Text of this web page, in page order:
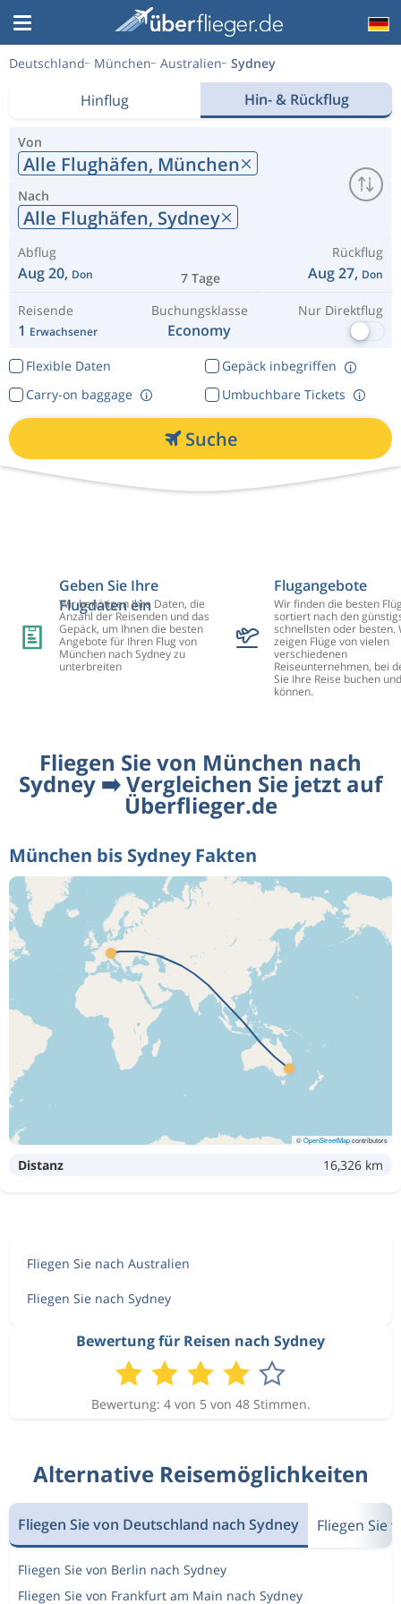
Deutschland München Australien Sydney
Hinflug Hin- & Rückflug
Von
Alle Flughäfen, München
Nach
Alle Flughäfen, Sydney
Abflug
Aug 20, Don 7 Tage
Rückflug
Aug 27, Don
Reisende
1 Erwachsener
Buchungsklasse
Economy
Nur Direktflug
Flexible Daten
Gepäck inbegriffen
Umbuchbare Tickets
Carry-on baggage
Suche
Geben Sie Ihre
Flugdaten ein
Wir benötigen Ihre Daten, die
Anzahl der Reisenden und das
Gepäck, um Ihnen die besten
Angebote für Ihren Flug von
München nach Sydney zu
unterbreiten
Flugangebote
Wir finden die besten
sortiert nach den
schnellsten oder besten.
zeigen Flüge von vielen
verschiedenen
Reiseunternehmen, bei
Sie Ihre Reise buchen
können.
Fliegen Sie von München nach
Sydney ➡️ Vergleichen Sie jetzt auf
Überflieger.de
München bis Sydney Fakten
©OpenStreetMapcontributors
Distanz 16,326 km
Fliegen Sie nach Australien
Fliegen Sie nach Sydney
Bewertung für Reisen nach Sydney
Bewertung: 4 von 5 von 48 Stimmen.
Alternative Reisemöglichkeiten
Fliegen Sie von Deutschland nach Sydney Fliegen Sie
Fliegen Sie von Berlin nach Sydney
Fliegen Sie von Frankfurt am Main nach Sydney